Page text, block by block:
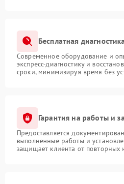
Бесплатная
Современное оборудование и
экспресс-диагностику и
сроки, минимизируя время без
Гарантия на работы и
Предоставляется
выполненные работы и
защищает клиента от повторных